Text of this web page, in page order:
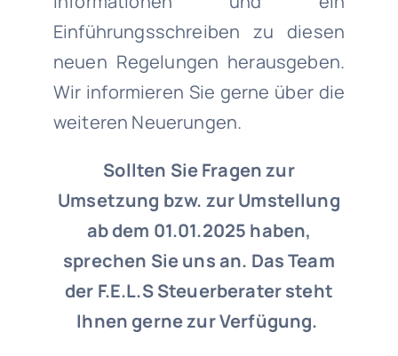
Einführungsschreiben zu diesen
neuen Regelungen herausgeben.
Wir informieren Sie gerne über die
weiteren Neuerungen.
Sollten Sie Fragen zur
Umsetzung bzw. zur Umstellung
ab dem 01.01.2025 haben,
sprechen Sie uns an. Das Team
der F.E.L.S Steuerberater steht
Ihnen gerne zur Verfügung.